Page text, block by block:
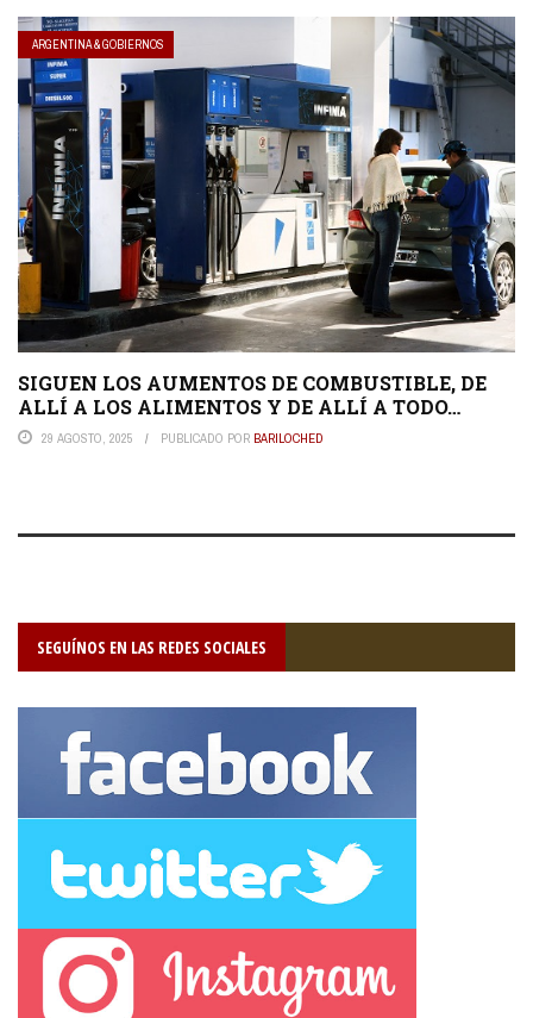
ARGENTINA & GOBIERNOS
SIGUEN LOS AUMENTOS DE COMBUSTIBLE, DE
ALLÍ A LOS ALIMENTOS Y DE ALLÍ A TODO…
29 AGOSTO, 2025 PUBLICADO POR BARILOCHED
SEGUÍNOS EN LAS REDES SOCIALES